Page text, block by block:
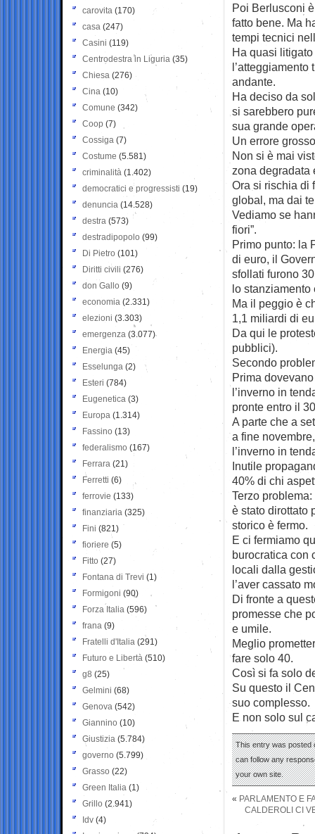
Poi Berlusconi
fatto bene. Ma
tempi tecnici
Ha quasi
l’atteggiamento
andante.
Ha deciso da
si sarebbero
sua grande
Un errore
Non si è mai
zona degradata
Ora si rischia di
global, ma dai
Vediamo se
fiori”.
Primo punto: la
di euro, il
sfollati furono
lo stanziamento
Ma il peggio è
1,1 miliardi di
Da qui le
pubblici).
Secondo
Prima
l’inverno in
pronte entro il
A parte che a
a fine
l’inverno in
Inutile
40% di chi
Terzo
è stato dirottato
storico è fermo.
E ci fermiamo
burocratica con
locali dalla
l’aver cassato
Di fronte a
promesse che
e umile.
Meglio
fare solo 40.
Così si fa solo
Su questo il
suo complesso.
E non solo sul
This entry was posted
can follow any
your own site.
« PARLAMENTO E
CALDEROLI CI
carovita (170)
casa (247)
Casini (119)
Centrodestra in Liguria (35)
Chiesa (276)
Cina (10)
Comune (342)
Coop (7)
Cossiga (7)
Costume (5.581)
criminalità (1.402)
democratici e progressisti (19)
denuncia (14.528)
destra (573)
destradipopolo (99)
Di Pietro (101)
Diritti civili (276)
don Gallo (9)
economia (2.331)
elezioni (3.303)
emergenza (3.077)
Energia (45)
Esselunga (2)
Esteri (784)
Eugenetica (3)
Europa (1.314)
Fassino (13)
federalismo (167)
Ferrara (21)
Ferretti (6)
ferrovie (133)
finanziaria (325)
Fini (821)
fioriere (5)
Fitto (27)
Fontana di Trevi (1)
Formigoni (90)
Forza Italia (596)
frana (9)
Fratelli d'Italia (291)
Futuro e Libertà (510)
g8 (25)
Gelmini (68)
Genova (542)
Giannino (10)
Giustizia (5.784)
governo (5.799)
Grasso (22)
Green Italia (1)
Grillo (2.941)
Idv (4)